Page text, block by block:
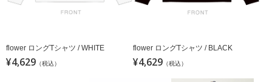
flower ロングTシャツ / WHITE
¥4,629 （税込）
flower ロングTシャツ / BLACK
¥4,629 （税込）